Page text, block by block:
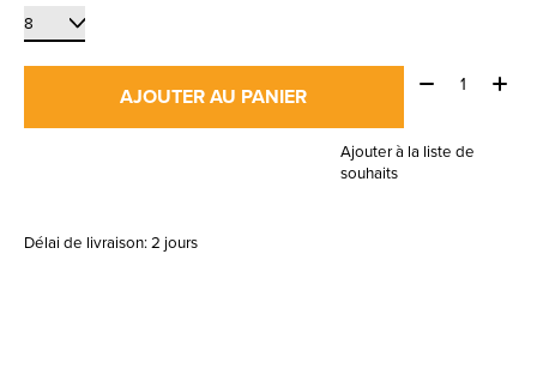
AJOUTER AU PANIER
Quantité:
Ajouter à la liste de
souhaits
Délai de livraison: 2 jours